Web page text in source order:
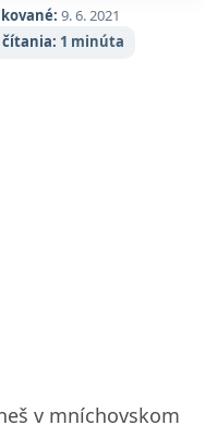
9. 6. 2021
čítania: 1 minúta
v mníchovskom